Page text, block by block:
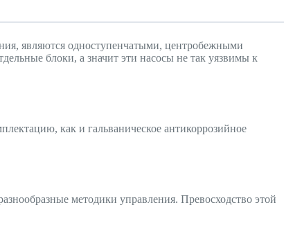
являются одноступенчатыми, центробежными
блоки, а значит эти насосы не так уязвимы к
как и гальваническое антикоррозийное
методики управления. Превосходство этой